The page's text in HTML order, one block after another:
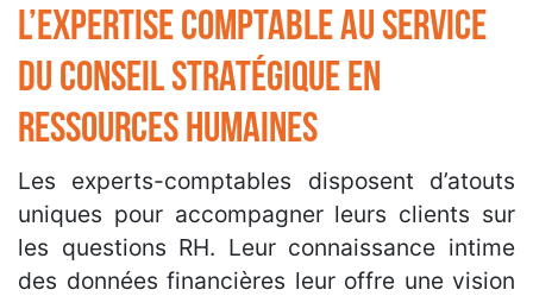
L’expertise comptable au service
du conseil stratégique en
ressources humaines
Les experts-comptables disposent d’atouts
uniques pour accompagner leurs clients sur
les questions RH. Leur connaissance intime
des données financières leur offre une vision